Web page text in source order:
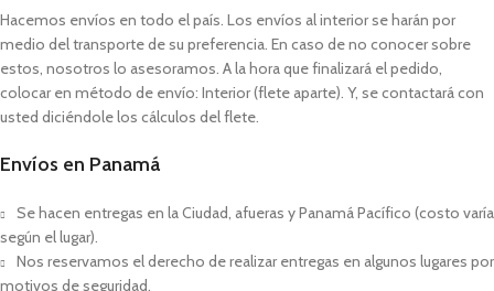
Hacemos envíos en todo el país. Los envíos al interior se harán por
medio del transporte de su preferencia. En caso de no conocer sobre
estos, nosotros lo asesoramos. A la hora que finalizará el pedido,
colocar en método de envío: Interior (flete aparte). Y, se contactará con
usted diciéndole los cálculos del flete.
Envíos en Panamá
Se hacen entregas en la Ciudad, afueras y Panamá Pacífico (costo varía
según el lugar).
Nos reservamos el derecho de realizar entregas en algunos lugares por
motivos de seguridad.